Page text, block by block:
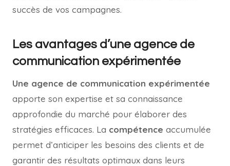
succès de vos campagnes.
Les avantages d’une agence de
communication expérimentée
Une agence de communication expérimentée
apporte son expertise et sa connaissance
approfondie du marché pour élaborer des
stratégies efficaces. La compétence accumulée
permet d’anticiper les besoins des clients et de
garantir des résultats optimaux dans leurs